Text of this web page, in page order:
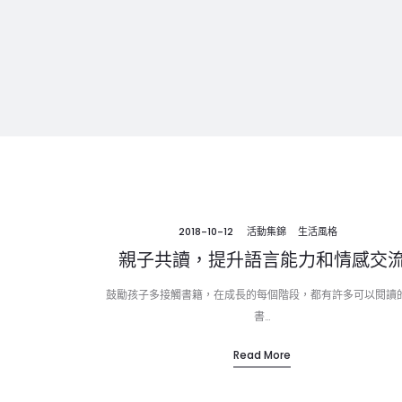
2018-10-12 活動集錦 生活風格
親子共讀，提升語言能力和情感交
鼓勵孩子多接觸書籍，在成長的每個階段，都有許多可以閱讀
書…
Read More